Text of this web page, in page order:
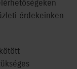
érdekeinken